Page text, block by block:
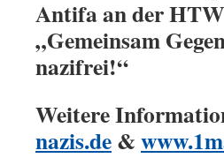
Antifa an der
„Gemeinsam
nazifrei!“
Weitere
nazis.de&